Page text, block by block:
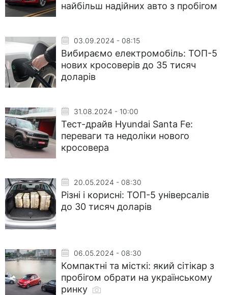
найбільш надійних авто з пробігом
03.09.2024 - 08:15
Вибираємо електромобіль: ТОП-5
нових кросоверів до 35 тисяч
доларів
31.08.2024 - 10:00
Тест-драйв Hyundai Santa Fe:
переваги та недоліки нового
кросовера
20.05.2024 - 08:30
Різні і корисні: ТОП-5 універсалів
до 30 тисяч доларів
06.05.2024 - 08:30
Компактні та місткі: який сітікар з
пробігом обрати на українському
ринку